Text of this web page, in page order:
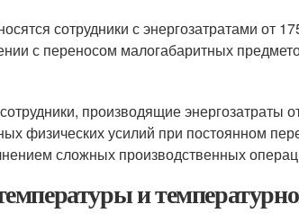
сотрудники с энергозатратами
с переносом малогабаритных
сотрудники, производящие
физических усилий при постоянном
сложных производственных
и